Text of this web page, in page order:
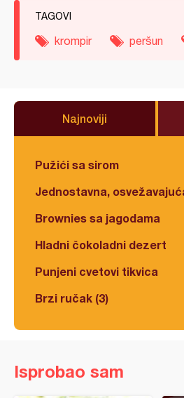
TAGOVI
krompir peršun
Najnoviji
Pužići sa sirom
Jednostavna,
Brownies sa jagodama
Hladni čokoladni dezert
Punjeni cvetovi tikvica
Brzi ručak (3)
Isprobao sam